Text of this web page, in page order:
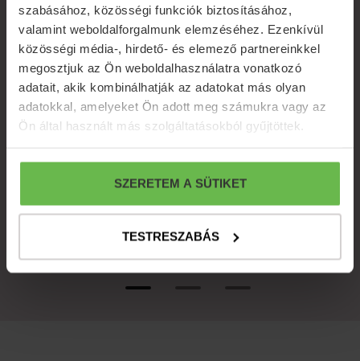
szabásához, közösségi funkciók biztosításához,
valamint weboldalforgalmunk elemzéséhez. Ezenkívül
közösségi média-, hirdető- és elemező partnereinkkel
megosztjuk az Ön weboldalhasználatra vonatkozó
adatait, akik kombinálhatják az adatokat más olyan
adatokkal, amelyeket Ön adott meg számukra vagy az
Ön által használt más szolgáltatásokból gyűjtöttek.
SZERETEM A SÜTIKET
TESTRESZABÁS
KASTÉLYBOROK KÓSTOLÓJA